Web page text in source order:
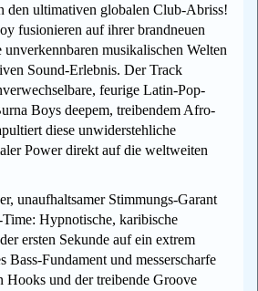
den ultimativen globalen Club-Abriss!
fusionieren auf ihrer brandneuen
musikalischen Welten
Sound-Erlebnis. Der Track
feurige Latin-Pop-
Boys deepem, treibendem Afro-
diese unwiderstehliche
Power direkt auf die weltweiten
unaufhaltsamer Stimmungs-Garant
Hypnotische, karibische
ersten Sekunde auf ein extrem
Bass-Fundament und messerscharfe
Hooks und der treibende Groove